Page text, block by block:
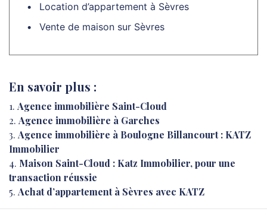
Location d’appartement à Sèvres
Vente de maison sur Sèvres
En savoir plus :
Agence immobilière Saint-Cloud
Agence immobilière à Garches
Agence immobilière à Boulogne Billancourt : KATZ
Immobilier
Maison Saint-Cloud : Katz Immobilier, pour une
transaction réussie
Achat d’appartement à Sèvres avec KATZ